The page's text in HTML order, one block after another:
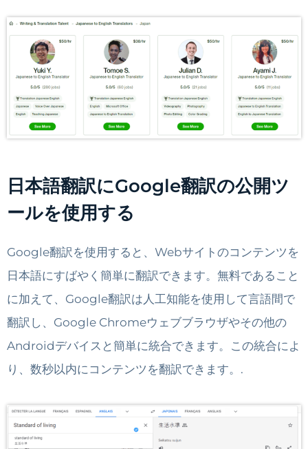
日本語翻訳にGoogle翻訳の公開ツ
ールを使用する
Google翻訳を使用すると、Webサイトのコンテンツを
日本語にすばやく簡単に翻訳できます。無料であること
に加えて、Google翻訳は人工知能を使用して言語間で
翻訳し、Google Chromeウェブブラウザやその他の
Androidデバイスと簡単に統合できます。この統合によ
り、数秒以内にコンテンツを翻訳できます。.